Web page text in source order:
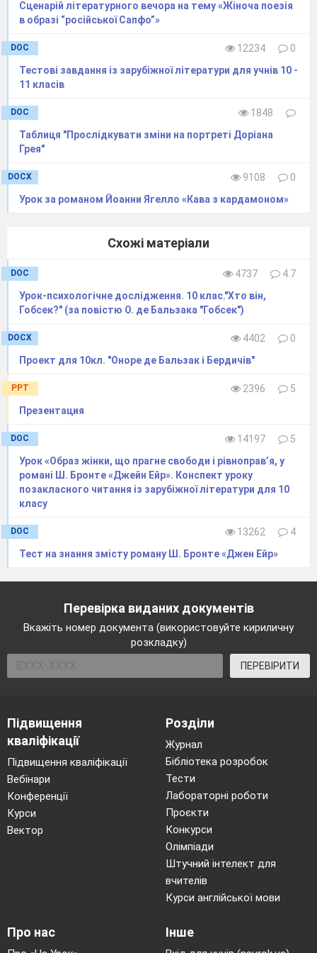
Гофмана «Малюк Цахес»).
І\/. Підсумок уроку.
Сценарій літературного вечора на тему «Жіноча поезія
в образі “російської Сапфо”»
DOC 12234
0
Тестові завдання із зарубіжної літератури для учнів 10 -
11 класів
DOC
1848
Таблиця "Прослідкувати зміни на портреті Доріана
Грея"
DOCX 9108
0
Урок за романом Йоанни Ягелло «Кава з кардамоном»
Схожі матеріали
DOC 4737
4.7
Урок-психологічне дослідження. 10 клас."Хто він,
Гобсек?" (за повістю О. де Бальзака "Гобсек")
DOCX 4402
0
Проект для 10кл. "Оноре де Бальзак і Бердичів"
PPT 2396
5
Презентация
DOC 14197
5
Урок «Образ жінки, що прагне свободи і рівноправ’я, у
романі Ш. Бронте «Джейн Ейр». Конспект уроку
позакласного читання із зарубіжної літератури для 10
класу
DOC 13262
4
Тест на знання змісту роману Ш. Бронте «Джен Ейр»
Перевірка виданих документів
Вкажіть номер документа (використовуйте кириличну
розкладку)
ПЕРЕВІРИТИ
Підвищення
кваліфікації
Підвищення кваліфікації
Вебінари
Конференції
Курси
Вектор
Розділи
Журнал
Бібліотека розробок
Тести
Лабораторні роботи
Проєкти
Конкурси
Олімпіади
Штучний інтелект для
вчителів
Курси англійської мови
Про нас Інше